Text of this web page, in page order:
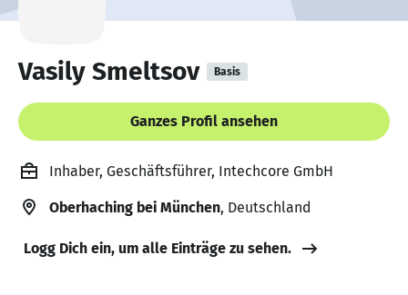
Vasily Smeltsov Basis
Ganzes Profil ansehen
Inhaber, Geschäftsführer, Intechcore GmbH
Oberhaching bei München, Deutschland
Logg Dich ein, um alle Einträge zu sehen.